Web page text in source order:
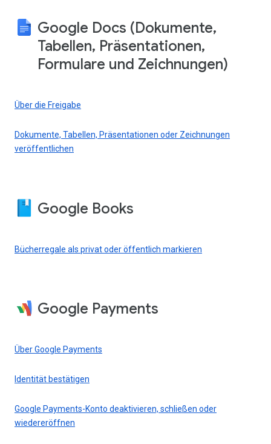
Google Docs (Dokumente,
Tabellen, Präsentationen,
Formulare und Zeichnungen)
Über die Freigabe
Dokumente, Tabellen, Präsentationen oder Zeichnungen
veröffentlichen
Google Books
Bücherregale als privat oder öffentlich markieren
Google Payments
Über Google Payments
Identität bestätigen
Google Payments-Konto deaktivieren, schließen oder
wiedereröffnen